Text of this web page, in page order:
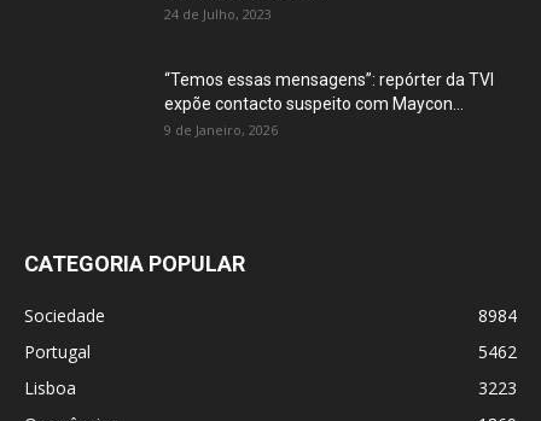
24 de Julho, 2023
“Temos essas mensagens”: repórter da TVI
expõe contacto suspeito com Maycon...
9 de Janeiro, 2026
CATEGORIA POPULAR
Sociedade
8984
Portugal
5462
Lisboa
3223